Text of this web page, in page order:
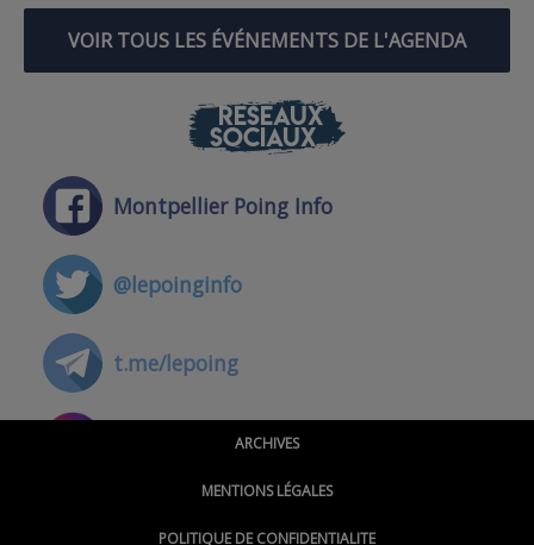
VOIR TOUS LES ÉVÉNEMENTS DE L'AGENDA
RÉSEAUX
SOCIAUX
Montpellier Poing Info
@lepoinginfo
t.me/lepoing
@montpellierpoinginfo
ARCHIVES
MENTIONS LÉGALES
POLITIQUE DE CONFIDENTIALITE